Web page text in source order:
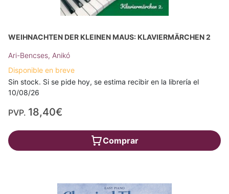
WEIHNACHTEN DER KLEINEN MAUS: KLAVIERMÄRCHEN 2
Ari-Bencses, Anikó
Disponible en breve
Sin stock. Si se pide hoy, se estima recibir en la librería el
10/08/26
PVP. 18,40€
Comprar